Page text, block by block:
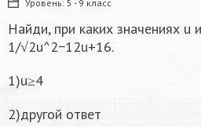
Уровень: 5 - 9 класс
Найди, при каких значениях u
1/√2u^2−12u+16.
1)u≥4
2)другой ответ